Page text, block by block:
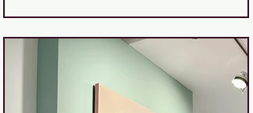
urbano no es decoración: es una
forma de hablar. Y Banksy, aunque ya
sea un fantasma global ídolo de
masas, aquí sigue siendo un vec